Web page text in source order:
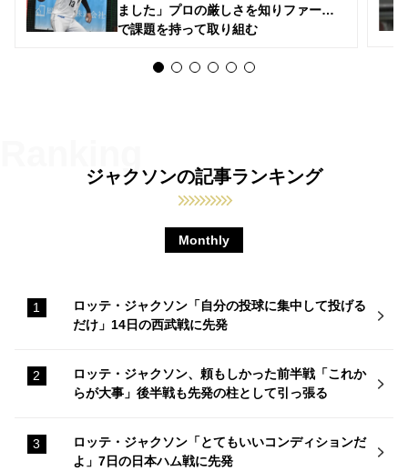
ました」プロの厳しさを知りファーム
で課題を持って取り組む
ジャクソンの記事ランキング
Monthly
ロッテ・ジャクソン「自分の投球に集中して投げる
だけ」14日の西武戦に先発
ロッテ・ジャクソン、頼もしかった前半戦「これか
らが大事」後半戦も先発の柱として引っ張る
ロッテ・ジャクソン「とてもいいコンディションだ
よ」7日の日本ハム戦に先発